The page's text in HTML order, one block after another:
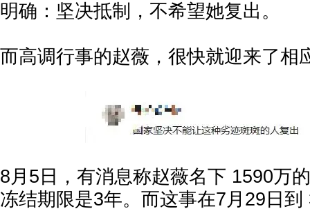
明确：坚决抵制，不希望她复出。
而高调行事的赵薇，很快就迎来了相
8月5日，有消息称赵薇名下 1590万
冻结期限是3年。而这事在7月29日